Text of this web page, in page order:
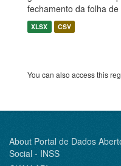
fechamento da folha
XLSX CSV
You can also access this
About Portal de Dados
Social - INSS